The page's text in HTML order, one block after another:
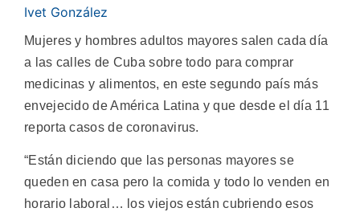
Ivet González
Mujeres y hombres adultos mayores salen cada día
a las calles de Cuba sobre todo para comprar
medicinas y alimentos, en este segundo país más
envejecido de América Latina y que desde el día 11
reporta casos de coronavirus.
“Están diciendo que las personas mayores se
queden en casa pero la comida y todo lo venden en
horario laboral… los viejos están cubriendo esos